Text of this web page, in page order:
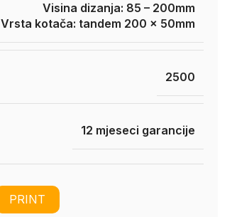
Visina dizanja: 85 – 200mm
Vrsta kotača: tandem 200 x 50mm
2500
12 mjeseci garancije
PRINT